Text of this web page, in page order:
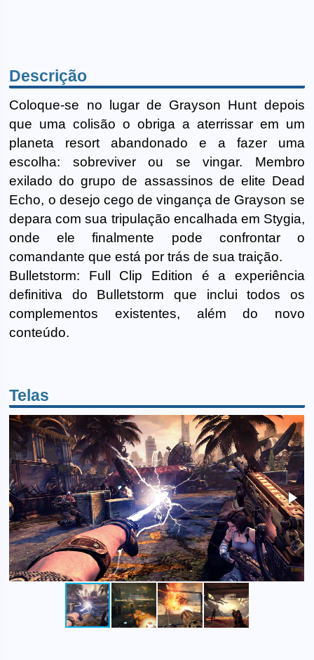
Descrição
Coloque-se no lugar de Grayson Hunt depois
que uma colisão o obriga a aterrissar em um
planeta resort abandonado e a fazer uma
escolha: sobreviver ou se vingar. Membro
exilado do grupo de assassinos de elite Dead
Echo, o desejo cego de vingança de Grayson se
depara com sua tripulação encalhada em Stygia,
onde ele finalmente pode confrontar o
comandante que está por trás de sua traição.
Bulletstorm: Full Clip Edition é a experiência
definitiva do Bulletstorm que inclui todos os
complementos existentes, além do novo
conteúdo.
Telas